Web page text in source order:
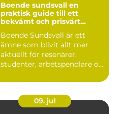
Boende sundsvall en
praktisk guide till ett
bekvämt och prisvärt
Boende Sundsvall är ett
ämne som blivit allt mer
aktuellt för resenärer,
studenter, arbetspendlare o...
09. jul